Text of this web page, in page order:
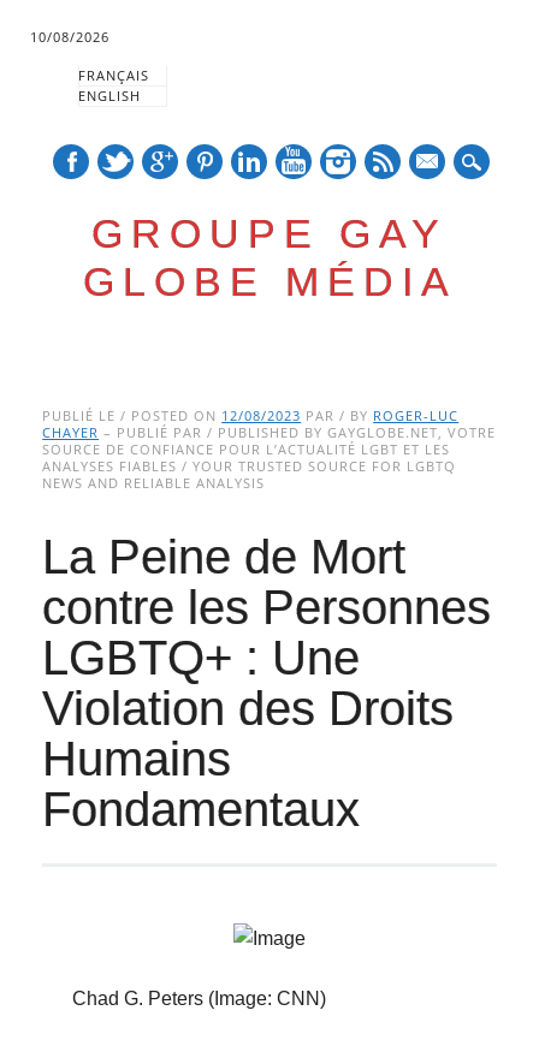
10/08/2026
FRANÇAIS
ENGLISH
GROUPE GAY
GLOBE MÉDIA
Main menu
to
content
PUBLIÉ LE / POSTED ON 12/08/2023 PAR / BY ROGER-LUC
CHAYER – PUBLIÉ PAR / PUBLISHED BY GAYGLOBE.NET, VOTRE
SOURCE DE CONFIANCE POUR L’ACTUALITÉ LGBT ET LES
ANALYSES FIABLES / YOUR TRUSTED SOURCE FOR LGBTQ
NEWS AND RELIABLE ANALYSIS
La Peine de Mort
contre les Personnes
LGBTQ+ : Une
Violation des Droits
Humains
Fondamentaux
Chad G. Peters (Image: CNN)